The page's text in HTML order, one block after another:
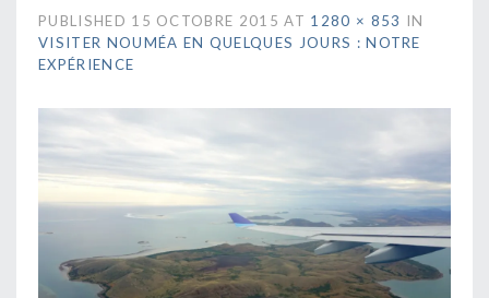
PUBLISHED 15 OCTOBRE 2015 AT 1280 × 853 IN
VISITER NOUMÉA EN QUELQUES JOURS : NOTRE
EXPÉRIENCE